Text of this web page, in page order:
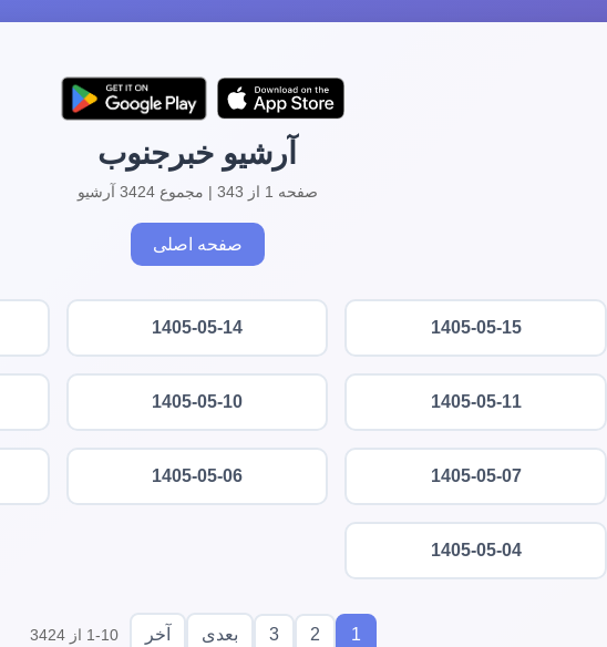
آرشیو خبرجنوب
صفحه 1 از 343 | مجموع 3424 آرشیو
صفحه اصلی
1405-05-15
1405-05-14
1405-05-11
1405-05-10
1405-05-07
1405-05-06
1405-05-04
1
2
3 بعدی آخر 1-10 از 3424